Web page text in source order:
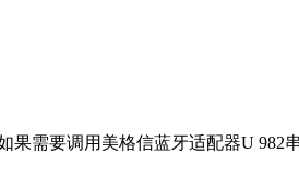
果需要调用美格信蓝牙适配器U 982